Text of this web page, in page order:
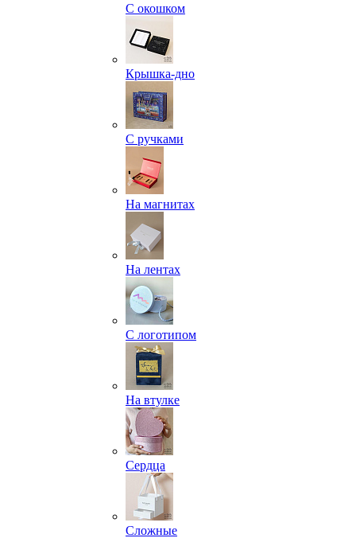
С окошком
Крышка-дно
С ручками
На магнитах
На лентах
С логотипом
На втулке
Сердца
Сложные